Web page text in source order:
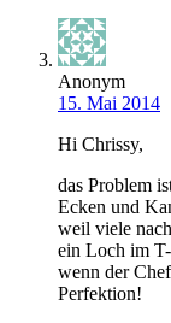
Anonym
15. Mai 2014
Hi Chrissy,
das Problem
Ecken und
weil viele
ein Loch im
wenn der
Perfektion!